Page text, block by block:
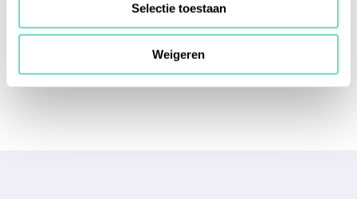
Selectie toestaan
Weigeren
2,3 miljoen documenten veilig
opgeslagen